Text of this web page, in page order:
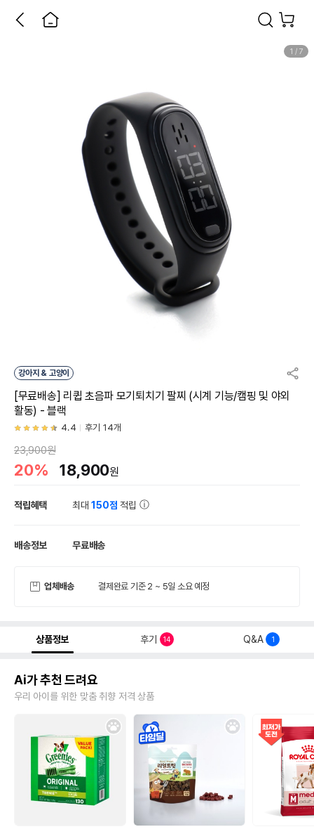
1 / 7
강아지 & 고양이
[무료배송] 리큅 초음파 모기퇴치기 팔찌 (시계 기능/캠핑 및 야외
활동) - 블랙
4.4 후기 14개
23,900원
20% 18,900원
적립혜택 최대150점 적립
배송정보 무료배송
업체배송 결제완료 기준 2 ~ 5일 소요 예정
상품정보 후기 14 Q&A 1
Ai가 추천 드려요
우리 아이를 위한 맞춤 취향 저격 상품